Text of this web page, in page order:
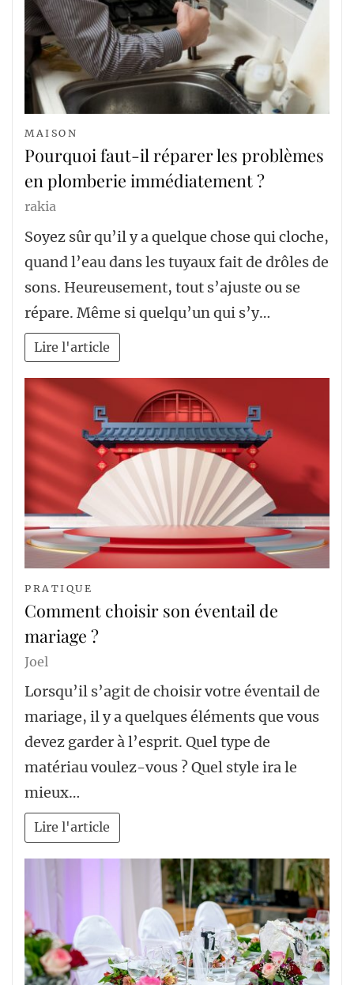
MAISON
Pourquoi faut-il réparer les problèmes
en plomberie immédiatement ?
rakia
Soyez sûr qu’il y a quelque chose qui cloche,
quand l’eau dans les tuyaux fait de drôles de
sons. Heureusement, tout s’ajuste ou se
répare. Même si quelqu’un qui s’y…
Lire l'article
PRATIQUE
Comment choisir son éventail de
mariage ?
Joel
Lorsqu’il s’agit de choisir votre éventail de
mariage, il y a quelques éléments que vous
devez garder à l’esprit. Quel type de
matériau voulez-vous ? Quel style ira le
mieux…
Lire l'article